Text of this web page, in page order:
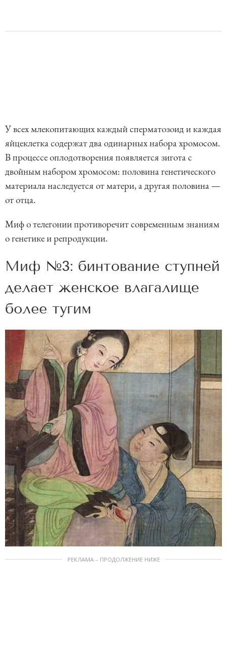
У всех млекопитающих каждый сперматозоид и каждая
яйцеклетка содержат два одинарных набора хромосом.
В процессе оплодотворения появляется зигота с
двойным набором хромосом: половина генетического
материала наследуется от матери, а другая половина —
от отца.
Миф о телегонии противоречит современным знаниям
о генетике и репродукции.
Миф №3: бинтование ступней
делает женское влагалище
более тугим
РЕКЛАМА – ПРОДОЛЖЕНИЕ НИЖЕ